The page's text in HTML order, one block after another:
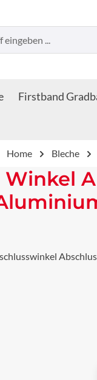
Firstband
Home Bleche